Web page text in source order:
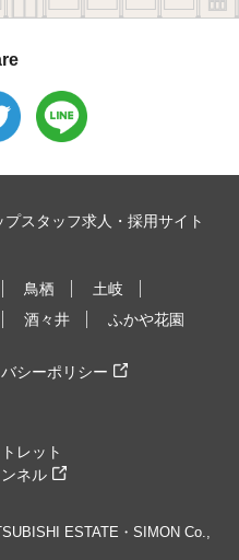
スタッフ求人・採用サイト
鳥栖
土岐
酒々井 ふかや花園
シーポリシー
レット
ネル
ESTATE・SIMON Co.,